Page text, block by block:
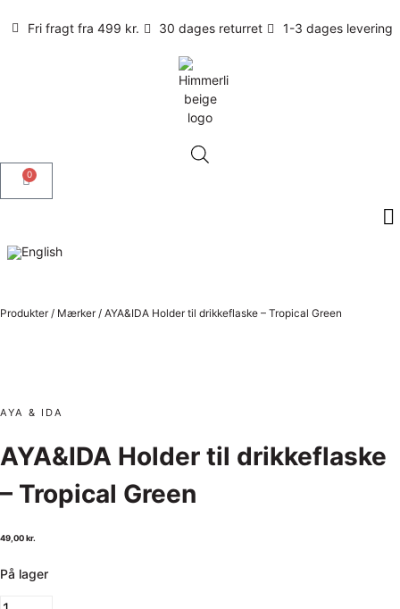
Fri fragt fra 499 kr. 30 dages returret 1-3 dages levering
0
Produkter / Mærker / AYA&IDA Holder til drikkeflaske – Tropical Green
AYA & IDA
AYA&IDA Holder til drikkeflaske
– Tropical Green
49,00kr.
På lager